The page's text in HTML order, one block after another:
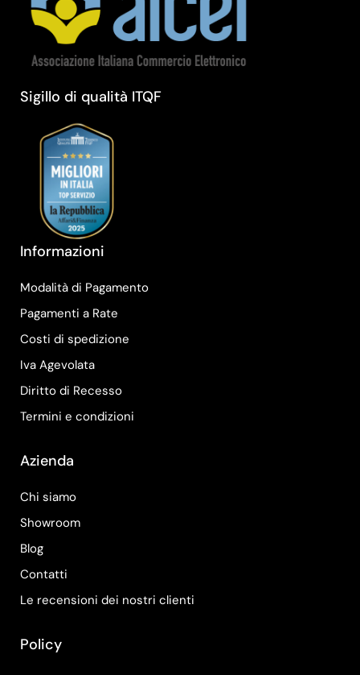
Sigillo di qualità ITQF
Informazioni
Modalità di Pagamento
Pagamenti a Rate
Costi di spedizione
Iva Agevolata
Diritto di Recesso
Termini e condizioni
Azienda
Chi siamo
Showroom
Blog
Contatti
Le recensioni dei nostri clienti
Policy